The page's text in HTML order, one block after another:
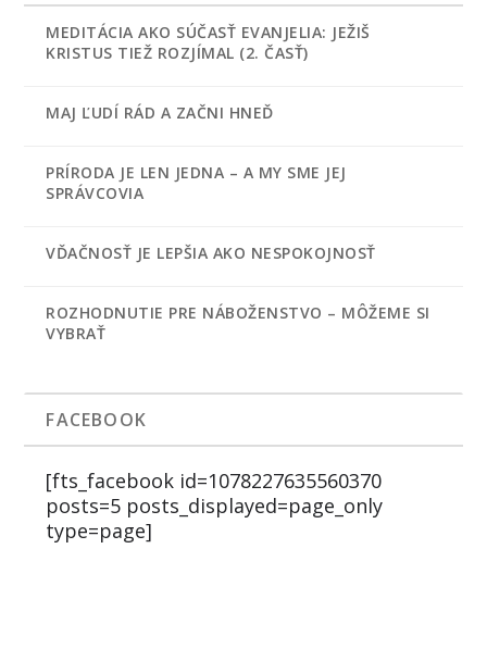
MEDITÁCIA AKO SÚČASŤ EVANJELIA: JEŽIŠ
KRISTUS TIEŽ ROZJÍMAL (2. ČASŤ)
MAJ ĽUDÍ RÁD A ZAČNI HNEĎ
PRÍRODA JE LEN JEDNA – A MY SME JEJ
SPRÁVCOVIA
VĎAČNOSŤ JE LEPŠIA AKO NESPOKOJNOSŤ
ROZHODNUTIE PRE NÁBOŽENSTVO – MÔŽEME SI
VYBRAŤ
FACEBOOK
[fts_facebook id=1078227635560370
posts=5 posts_displayed=page_only
type=page]